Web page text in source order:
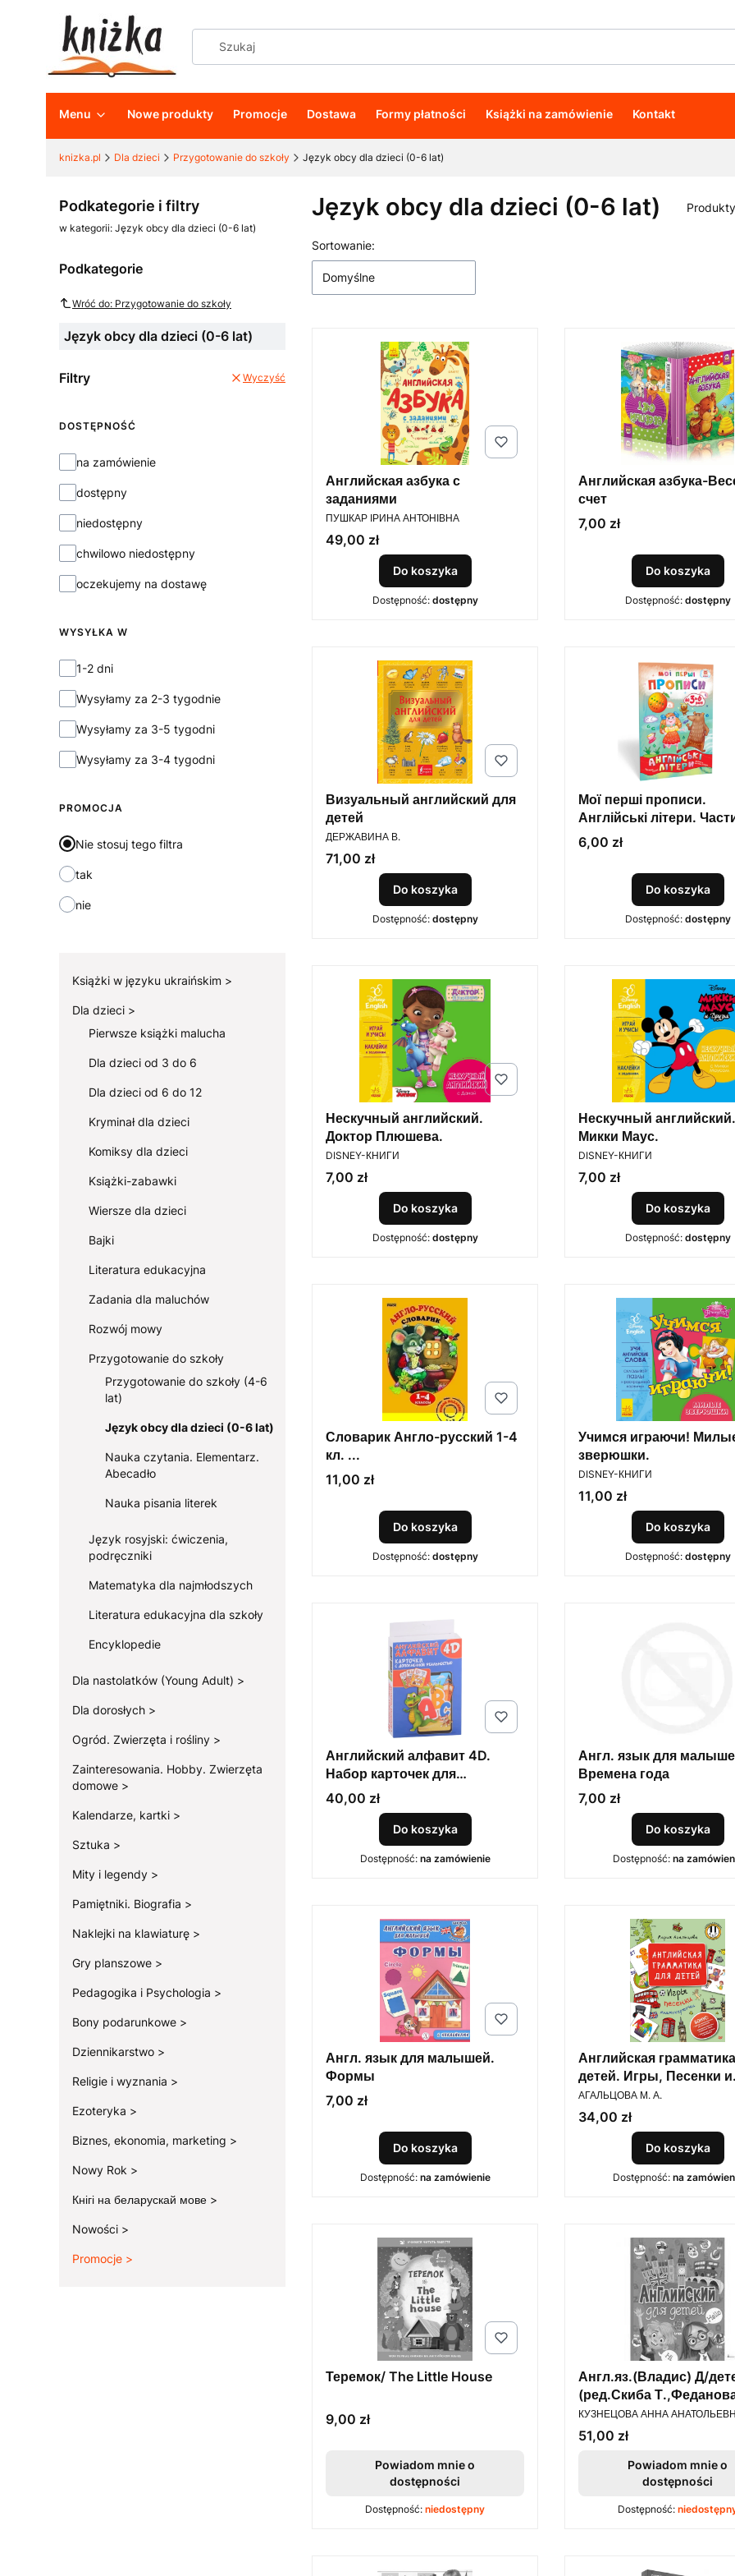
Menu Nowe produkty Promocje Dostawa Formy płatności Książki na zamówienie Kontakt
knizka.pl Dla dzieci Przygotowanie do szkoły Język obcy dla dzieci (0-6 lat)
Podkategorie i filtry
w kategorii: Język obcy dla dzieci (0-6 lat)
Podkategorie
Wróć do: Przygotowanie do szkoły
Język obcy dla dzieci (0-6 lat)
Filtry Wyczyść
DOSTĘPNOŚĆ
Dostępność
na zamówienie
dostępny
niedostępny
chwilowo niedostępny
oczekujemy na dostawę
WYSYŁKA W
Wysyłka w
1-2 dni
Wysyłamy za 2-3 tygodnie
Wysyłamy za 3-5 tygodni
Wysyłamy za 3-4 tygodni
PROMOCJA
Nie stosuj tego filtra
tak
nie
Książki w języku ukraińskim
Dla dzieci
Pierwsze książki malucha
Dla dzieci od 3 do 6
Dla dzieci od 6 do 12
Kryminał dla dzieci
Komiksy dla dzieci
Książki-zabawki
Wiersze dla dzieci
Bajki
Literatura edukacyjna
Zadania dla maluchów
Rozwój mowy
Przygotowanie do szkoły
Przygotowanie do szkoły (4-6
lat)
Język obcy dla dzieci (0-6 lat)
Nauka czytania. Elementarz.
Abecadło
Nauka pisania literek
Język rosyjski: ćwiczenia,
podręczniki
Matematyka dla najmłodszych
Literatura edukacyjna dla szkoły
Encyklopedie
Dla nastolatków (Young Adult)
Dla dorosłych
Ogród. Zwierzęta i rośliny
Zainteresowania. Hobby. Zwierzęta
domowe
Kalendarze, kartki
Sztuka
Mity i legendy
Pamiętniki. Biografia
Naklejki na klawiaturę
Gry planszowe
Pedagogika i Psychologia
Bony podarunkowe
Dziennikarstwo
Religie i wyznania
Ezoteryka
Biznes, ekonomia, marketing
Nowy Rok
Кнігі на беларускай мове
Nowości
Promocje
Język obcy dla dzieci (0-6 lat)
Lista produktów
Sortowanie:
Domyślne
Английская азбука с
заданиями
PRODUCENT
ПУШКАР ІРИНА АНТОНІВНА
Cena
49,00 zł
Do koszyka
Dostępność: dostępny
Английская азбука-
счет
Cena
7,00 zł
Do koszyka
Dostępność: dostępny
Визуальный английский для
детей
PRODUCENT
ДЕРЖАВИНА В.
Cena
71,00 zł
Do koszyka
Dostępność: dostępny
Мої перші прописи.
Англійські літери.
Cena
6,00 zł
Do koszyka
Dostępność: dostępny
Нескучный английский.
Доктор Плюшева.
PRODUCENT
DISNEY-КНИГИ
Cena
7,00 zł
Do koszyka
Dostępność: dostępny
Нескучный английский.
Микки Маус.
PRODUCENT
DISNEY-КНИГИ
Cena
7,00 zł
Do koszyka
Dostępność: dostępny
Словарик Англо-русский 1-4
кл. ...
Cena
11,00 zł
Do koszyka
Dostępność: dostępny
Учимся играючи!
зверюшки.
PRODUCENT
DISNEY-КНИГИ
Cena
11,00 zł
Do koszyka
Dostępność: dostępny
Английский алфавит 4D.
Набор карточек для
дошкольного возраста
Cena
40,00 zł
Do koszyka
Dostępność: na zamówienie
Англ. язык для
Времена года
Cena
7,00 zł
Do koszyka
Dostępność: na
Англ. язык для малышей.
Формы
Cena
7,00 zł
Do koszyka
Dostępność: na zamówienie
Английская
детей. Игры, Песенки и
Мнемокарточки
PRODUCENT
АГАЛЬЦОВА М. А.
Cena
34,00 zł
Do koszyka
Dostępność: na
Теремок/ The Little House
Cena
9,00 zł
Powiadom mnie o
dostępności
Dostępność: niedostępny
Англ.яз.(Владис) Д/
(ред.Скиба
PRODUCENT
КУЗНЕЦОВА АННА
Cena
51,00 zł
Powiadom mnie o
dostępności
Dostępność: